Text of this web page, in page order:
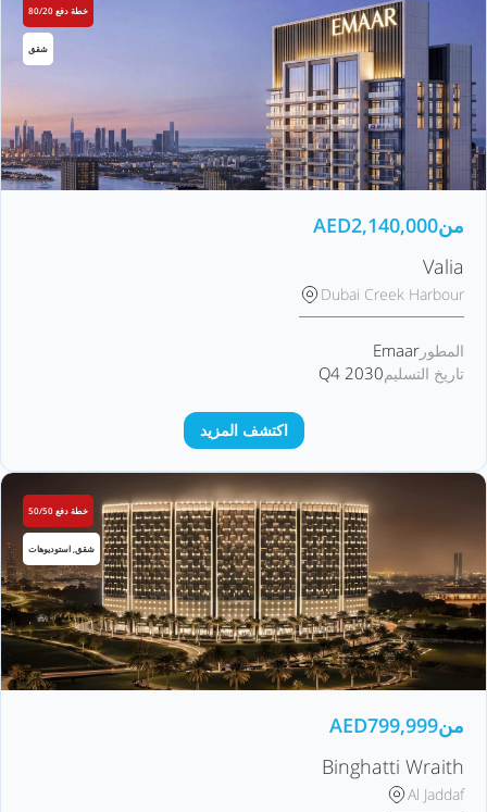
خطة دفع 80/20
شقق
من AED2,140,000
Valia
Dubai Creek Harbour
المطور Emaar
تاريخ التسليمQ4 2030
اكتشف المزيد
خطة دفع 50/50
شقق, استوديوهات
من AED799,999
Binghatti Wraith
Al Jaddaf